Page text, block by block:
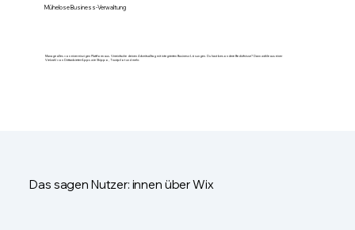
Mühelose Business-Verwaltung
Manage alles von einer einzigen Plattform aus. Vereinfache deinen Arbeitsalltag mit integrierten Business-Lösungen. Du hast besondere Bedürfnisse? Dann wähle aus einer
Vielzahl von Drittanbieter-Apps wie Shippo, Trustpilot und mehr.
Das sagen Nutzer: innen über Wix